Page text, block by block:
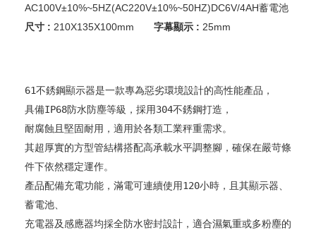
AC100V±10%~5HZ(AC220V±10%~50HZ)DC6V/4AH蓄電池
尺寸 : 210X135X100mm 字幕顯示 : 25mm
61不銹鋼顯示器是一款專為惡劣環境設計的高性能產品，
具備IP68防水防塵等級，採用304不銹鋼打造，
耐腐蝕且堅固耐用，適用於各類工業秤重需求。
其超厚實的方型管結構搭配高承載水平調整腳，確保在嚴苛條
件下依然穩定運作。
產品配備充電功能，滿電可連續使用120小時，且其顯示器、
蓄電池、
充電器及感應器均採全防水密封設計，適合濕氣重或多粉塵的